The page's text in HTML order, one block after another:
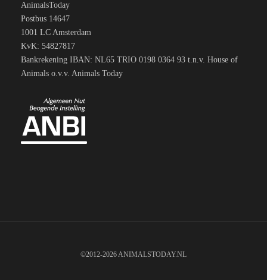
AnimalsToday
Postbus 14647
1001 LC Amsterdam
KvK: 54827817
Bankrekening IBAN: NL65 TRIO 0198 0364 93 t.n.v. House of
Animals o.v.v. Animals Today
©2012-2026 ANIMALSTODAY.NL